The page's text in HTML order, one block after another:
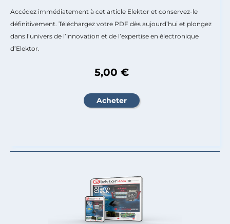
Accédez immédiatement à cet article Elektor et conservez-le
définitivement. Téléchargez votre PDF dès aujourd’hui et plongez
dans l’univers de l’innovation et de l’expertise en électronique
d’Elektor.
5,00 €